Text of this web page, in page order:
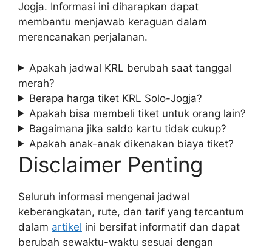
Jogja. Informasi ini diharapkan dapat
membantu menjawab keraguan dalam
merencanakan perjalanan.
Apakah jadwal KRL berubah saat tanggal
merah?
Berapa harga tiket KRL Solo-Jogja?
Apakah bisa membeli tiket untuk orang lain?
Bagaimana jika saldo kartu tidak cukup?
Apakah anak-anak dikenakan biaya tiket?
Disclaimer Penting
Seluruh informasi mengenai jadwal
keberangkatan, rute, dan tarif yang tercantum
dalam artikel ini bersifat informatif dan dapat
berubah sewaktu-waktu sesuai dengan